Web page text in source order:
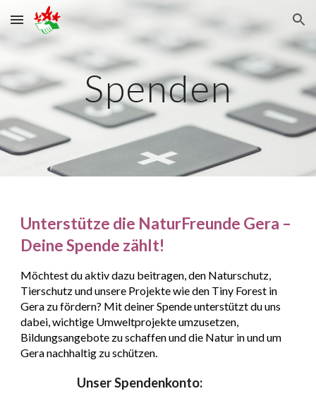
Skip to main content Skip to navigation
Spenden
Unterstütze die NaturFreunde Gera –
Deine Spende zählt!
Möchtest du aktiv dazu beitragen, den Naturschutz
Tierschutzund unsere Projekte wie den Tiny Forest in
Gera zu fördern? Mit deiner Spende unterstützt du uns
dabei, wichtige Umweltprojekte umzusetzen,
Bildungsangebote zu schaffen und die Natur in und um
Gera nachhaltig zu schützen.
Unser Spendenkonto: